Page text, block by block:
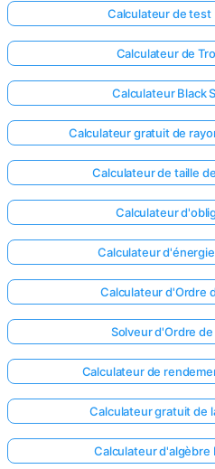
Calculateur de test
Calculateur de
Calculateur Black
Calculateur gratuit de
Calculateur de taille
Calculateur
Calculateur
Calculateur d'Ordre
Solveur d'Ordre
Calculateur de
Calculateur gratuit de
Calculateur